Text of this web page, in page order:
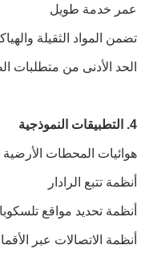
عمر خدمة طويل
تضمن المواد الثقيلة
الحد الأدنى من متطلبات
4. التطبيقات النموذجية
هوائيات المحطات الأرضية
أنظمة تتبع الرادار
أنظمة تحديد مواقع
أنظمة الاتصالات عبر